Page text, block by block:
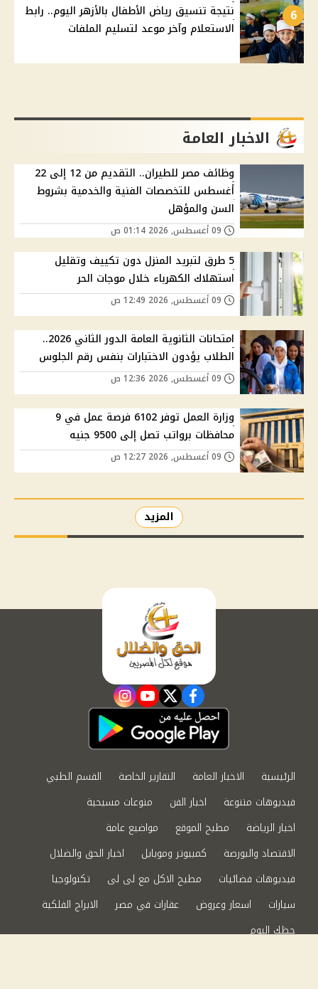
6
نتيجة تنسيق رياض الأطفال بالأزهر اليوم.. رابط
الاستعلام وآخر موعد لتسليم الملفات
الاخبار العامة
وظائف مصر للطيران.. التقديم من 12 إلى 22
أغسطس للتخصصات الفنية والخدمية بشروط
السن والمؤهل
5 طرق لتبريد المنزل دون تكييف وتقليل
استهلاك الكهرباء خلال موجات الحر
امتحانات الثانوية العامة الدور الثاني 2026..
الطلاب يؤدون الاختبارات بنفس رقم الجلوس
وزارة العمل توفر 6102 فرصة عمل في 9
محافظات برواتب تصل إلى 9500 جنيه
المزيد
facebook
twitter
youtube
instagram
الرئيسية الاخبار العامة التقارير الخاصة
القسم الطبي
فيديوهات متنوعة
اخبار الفن
منوعات مسيحية
اخبار الرياضة
مطبخ الموقع
مواضيع عامة
الاقتصاد والبورصة
كمبيوتر وموبايل
اخبار الحق والضلال
فيديوهات فضائيات
مطبخ الاكل مع لى لى
تكنولوجيا
سيارات
اسعار وعروض عقارات في مصر
الابراج الفلكية
حظك اليوم